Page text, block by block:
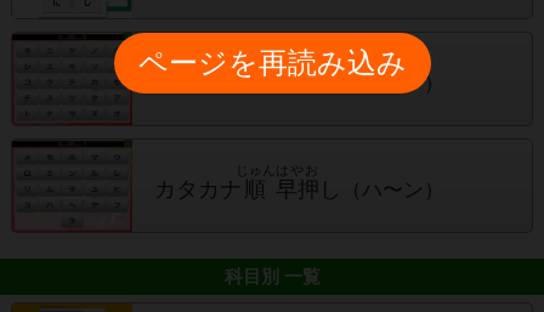
ページを再読み込み
カタカナ順
じゅん
早押
はやお
し （ア〜ノ）
カタカナ 順
じゅん
早押
はやお
し （ハ〜ン）
科目別 一覧